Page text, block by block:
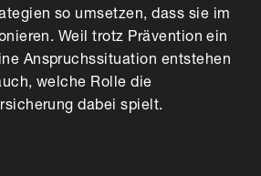
so umsetzen, dass sie im
Weil trotz Prävention ein
Anspruchssituation entstehen
welche Rolle die
dabei spielt.